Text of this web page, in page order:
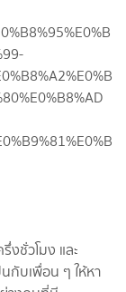
งชั่วโมง และ
กับเพื่อน ๆ ให้หา